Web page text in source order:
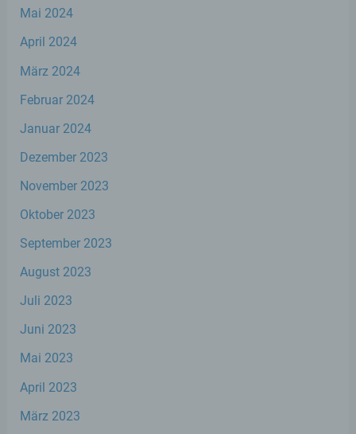
Mai 2024
April 2024
März 2024
Februar 2024
Januar 2024
Dezember 2023
November 2023
Oktober 2023
September 2023
August 2023
Juli 2023
Juni 2023
Mai 2023
April 2023
März 2023
Vorgang oder jede solche Vorgangsreihe im
Zusammenhang mit personenbezogenen
Daten wie das Erheben, das Erfassen, die
Organisation, das Ordnen, die Speicherung,
die Anpassung oder Veränderung, das
Auslesen, das Abfragen, die Verwendung,
Verbreitung oder eine andere Form der
Verknüpfung, die Einschränkung, das
d) Einschränkung der Verarbeitung
personenbezogener Daten mit dem Ziel,
ihre künftige Verarbeitung einzuschränken.
e) Profiling